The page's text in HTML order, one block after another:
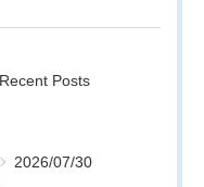
Recent Posts
2026/07/30